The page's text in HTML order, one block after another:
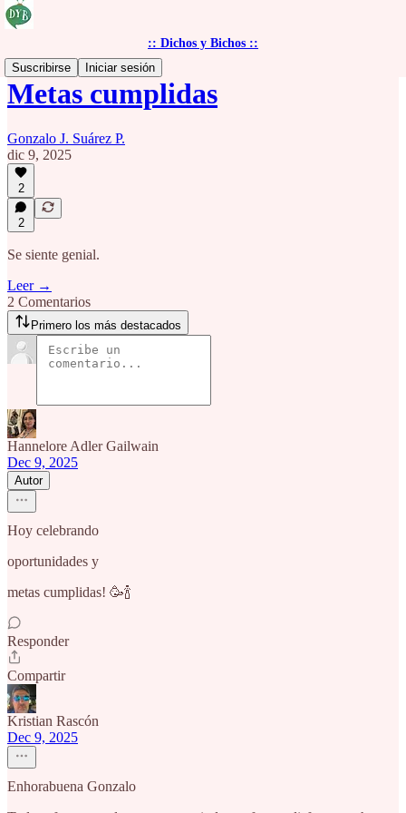
:: Dichos y Bichos ::
Suscribirse
Iniciar sesión
Metas cumplidas
Gonzalo J. Suárez P.
dic 9, 2025
2
2
Se siente genial.
Leer →
2 Comentarios
Primero los más destacados
Hannelore Adler Gailwain
Dec 9, 2025
Autor
Hoy celebrando
oportunidades y
metas cumplidas! 🥳🍾
Responder
Compartir
Kristian Rascón
Dec 9, 2025
Enhorabuena Gonzalo